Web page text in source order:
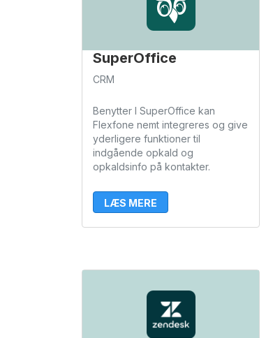
SuperOffice
CRM
Benytter I SuperOffice kan
Flexfone nemt integreres og give
yderligere funktioner til
indgående opkald og
opkaldsinfo på kontakter.
LÆS MERE